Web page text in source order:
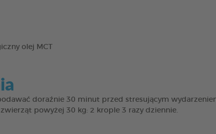
olej MCT
doraźnie 30 minut przed stresującym
powyżej 30 kg: 2 krople 3 razy dziennie.